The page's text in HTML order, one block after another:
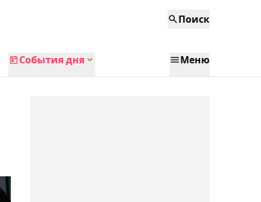
Поиск
События дня Меню